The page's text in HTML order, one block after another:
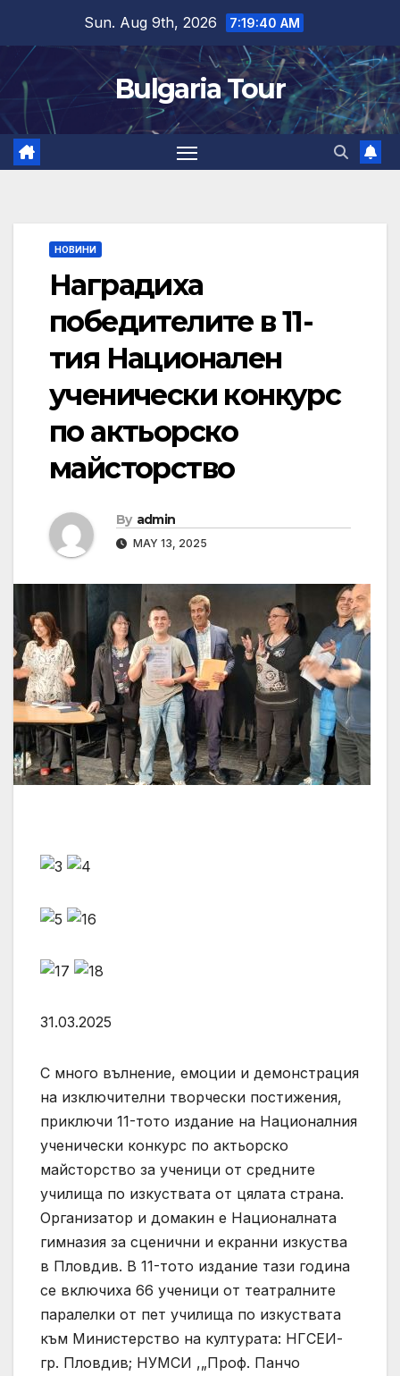
content
Sun. Aug 9th, 2026 7:19:41 AM
Bulgaria Tour
НОВИНИ
Наградиха
победителите в 11-
тия Национален
ученически конкурс
по актьорско
майсторство
By admin
MAY 13, 2025
31.03.2025
С много вълнение, емоции и демонстрация
на изключителни творчески постижения,
приключи 11-тото издание на Националния
ученически конкурс по актьорско
майсторство за ученици от средните
училища по изкуствата от цялата страна.
Организатор и домакин е Националната
гимназия за сценични и екранни изкуства
в Пловдив. В 11-тото издание тази година
се включиха 66 ученици от театралните
паралелки от пет училища по изкуствата
към Министерство на културата: НГСЕИ-
гр. Пловдив; НУМСИ ,„Проф. Панчо